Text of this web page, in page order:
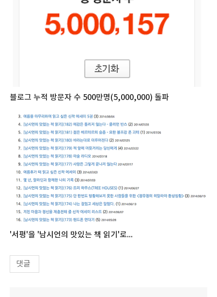
블로그 누적 방문자 수 500만명(5,000,000) 돌파
'서평'을 '남시언의 맛있는 책 읽기'로...
댓글